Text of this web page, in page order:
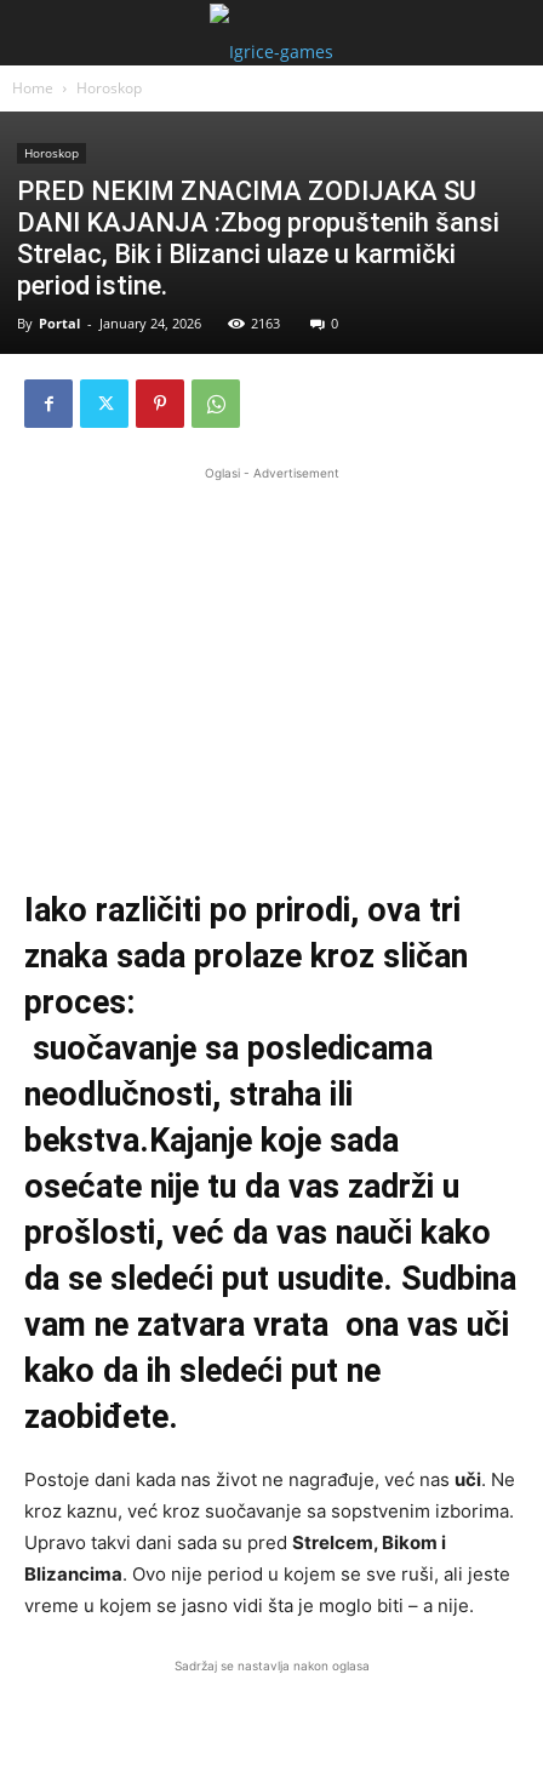
Home Horoskop
Horoskop
PRED NEKIM ZNACIMA ZODIJAKA SU
DANI KAJANJA :Zbog propuštenih šansi
Strelac, Bik i Blizanci ulaze u karmički
period istine.
By Portal - January 24, 2026 2163 0
Oglasi - Advertisement
Iako različiti po prirodi, ova tri
znaka sada prolaze kroz sličan
proces:
suočavanje sa posledicama
neodlučnosti, straha ili
bekstva.Kajanje koje sada
osećate nije tu da vas zadrži u
prošlosti, već da vas nauči kako
da se sledeći put usudite. Sudbina
vam ne zatvara vrata ona vas uči
kako da ih sledeći put ne
zaobiđete.
Postoje dani kada nas život ne nagrađuje, već nas uči. Ne
kroz kaznu, već kroz suočavanje sa sopstvenim izborima.
Upravo takvi dani sada su pred Strelcem, Bikom i
Blizancima. Ovo nije period u kojem se sve ruši, ali jeste
vreme u kojem se jasno vidi šta je moglo biti – a nije.
Sadržaj se nastavlja nakon oglasa